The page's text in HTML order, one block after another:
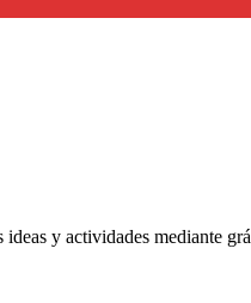
y actividades mediante